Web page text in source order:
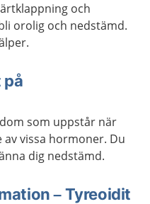
och
orolig och nedstämd.
på
som uppstår när
vissa hormoner. Du
dig nedstämd.
– Tyreoidit